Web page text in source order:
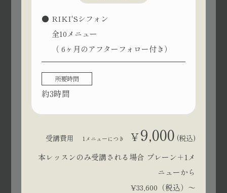
RIKI'Sシフォン
全10メニュー
（ 6ヶ月のアフターフォロー付き）
所要時間
約3時間
受講費用 1メニューにつき ¥9,000 (税込)
本レッスンのみ受講される場合 プレーン＋1メ
ニューから
¥33,600（税込）〜